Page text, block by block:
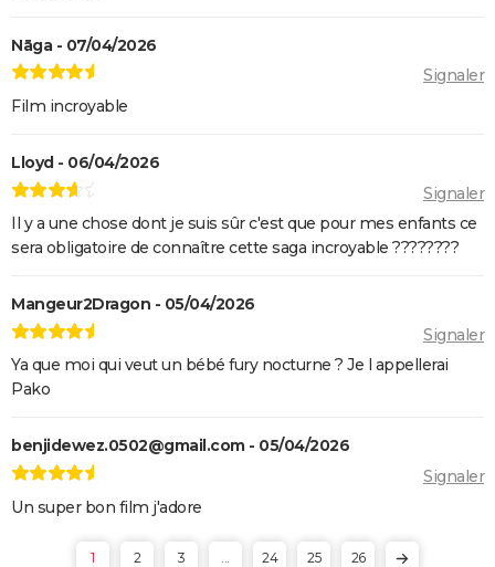
Nāga - 07/04/2026
Signaler
Film incroyable
Lloyd - 06/04/2026
Signaler
Il y a une chose dont je suis sûr c'est que pour mes enfants ce
sera obligatoire de connaître cette saga incroyable ????????
Mangeur2Dragon - 05/04/2026
Signaler
Ya que moi qui veut un bébé fury nocturne ? Je l appellerai
Pako
benjidewez.0502@gmail.com - 05/04/2026
Signaler
Un super bon film j'adore
1 2 3 24 25 26